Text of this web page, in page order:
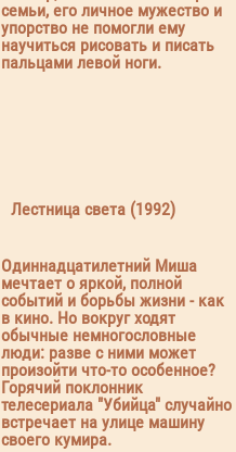
семьи, его личное мужество и
упорство не помогли ему
научиться рисовать и писать
пальцами левой ноги.
Лестница света (1992)
Одиннадцатилетний Миша
мечтает о яркой, полной
событий и борьбы жизни - как
в кино. Но вокруг ходят
обычные немногословные
люди: разве с ними может
произойти что-то особенное?
Горячий поклонник
телесериала "Убийца" случайно
встречает на улице машину
своего кумира.